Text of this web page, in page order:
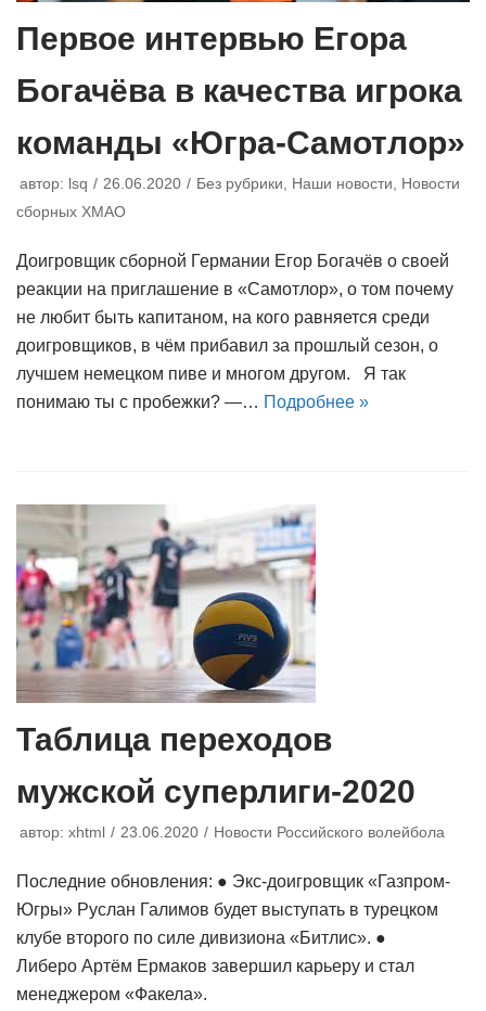
Первое интервью Егора
Богачёва в качества игрока
команды «Югра-Самотлор»
автор: lsq 26.06.2020 Без рубрики Наши новости
Новости
сборных ХМАО
Доигровщик сборной Германии Егор Богачёв о своей
реакции на приглашение в «Самотлор», о том почему
не любит быть капитаном, на кого равняется среди
доигровщиков, в чём прибавил за прошлый сезон, о
лучшем немецком пиве и многом другом. Я так
понимаю ты с пробежки? —… Подробнее »
Таблица переходов
мужской суперлиги-2020
автор: xhtml 23.06.2020 Новости Российского волейбола
Последние обновления: ● Экс-доигровщик «Газпром-
Югры» Руслан Галимов будет выступать в турецком
клубе второго по силе дивизиона «Битлис». ●
Либеро Артём Ермаков завершил карьеру и стал
менеджером «Факела».